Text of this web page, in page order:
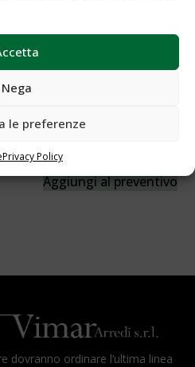
Nega
le preferenze
Privacy Policy
Aggiungi al preventivo
dovranno ordinare l’ultima linea